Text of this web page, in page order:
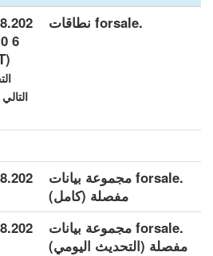
.forsale نطاقات
(CET)
.forsale مجموعة بيانات
مفصلة (كامل)
.forsale مجموعة بيانات
مفصلة (التحديث اليومي)